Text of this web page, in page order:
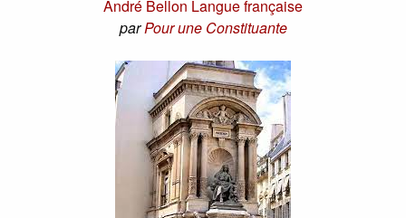
André Bellon Langue française
parPour une Constituante